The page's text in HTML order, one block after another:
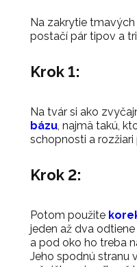
Na zakrytie
postačí pár tipov a
Krok 1:
Na tvár si ako
bázu , najmä takú,
schopnosti a rozžiari
Krok 2:
Potom použite
jeden až dva
a pod oko ho treba
Jeho spodnú stranu